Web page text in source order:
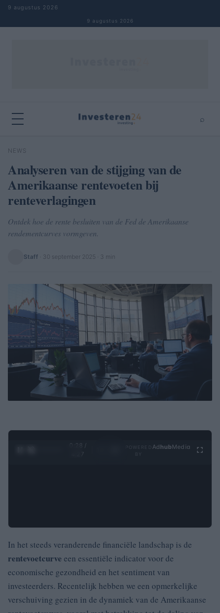
Naar inhoud springen
9 augustus 2026
9 augustus 2026
⌕
Zoeken
NEWS
Analyseren van de stijging van de
Amerikaanse rentevoeten bij
renteverlagingen
Ontdek hoe de rente besluiten van de Fed de Amerikaanse
rendementcurves vormgeven.
Staff 30 september 2025 · 3 min
0:29 /
4:27
Ad hubMedia
In het steeds veranderende financiële landschap is de
rentevoetcurve een essentiële indicator voor de
economische gezondheid en het sentiment van
investeerders. Recentelijk hebben we een opmerkelijke
verschuiving gezien in de dynamiek van de Amerikaanse